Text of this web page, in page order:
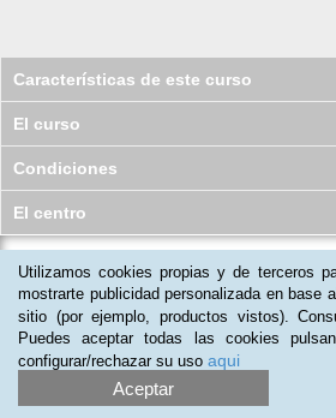
Características de este curso
El curso
Condiciones
El centro
Curso
Técnica
Utilizamos cookies propias y de terceros
mostrarte publicidad personalizada en base
sitio (por ejemplo, productos vistos).
Puedes aceptar todas las cookies
configurar/rechazar su uso aqui
Aceptar